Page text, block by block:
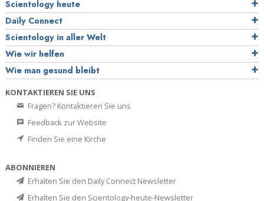
Scientology heute
Daily Connect
Scientology in aller Welt
Wie wir helfen
Wie man gesund bleibt
KONTAKTIEREN SIE UNS
Fragen? Kontaktieren Sie uns
Feedback zur Website
Finden Sie eine Kirche
ABONNIEREN
Erhalten Sie den Daily Connect Newsletter
Erhalten Sie den Scientology-heute-Newsletter